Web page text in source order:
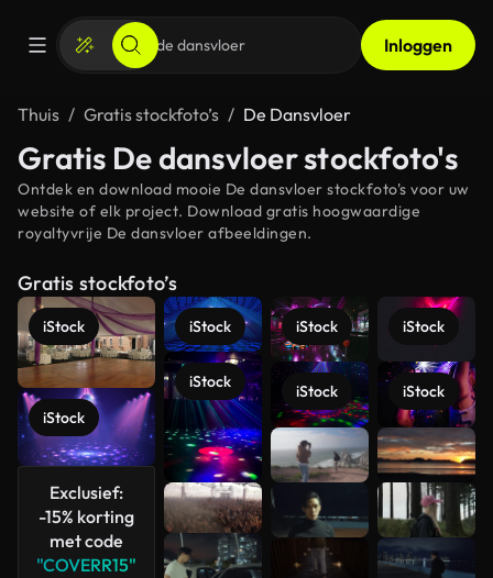
Inloggen
Thuis Gratis stockfoto’s De Dansvloer
Gratis De dansvloer stockfoto's
Ontdek en download mooie De dansvloer stockfoto's voor uw
website of elk project. Download gratis hoogwaardige
royaltyvrije De dansvloer afbeeldingen.
Gratis stockfoto’s
iStock
iStock
Exclusief:
-15% korting
met code
"COVERR15"
iStock
iStock
iStock
iStock
iStock
iStock
Meer
bekijken